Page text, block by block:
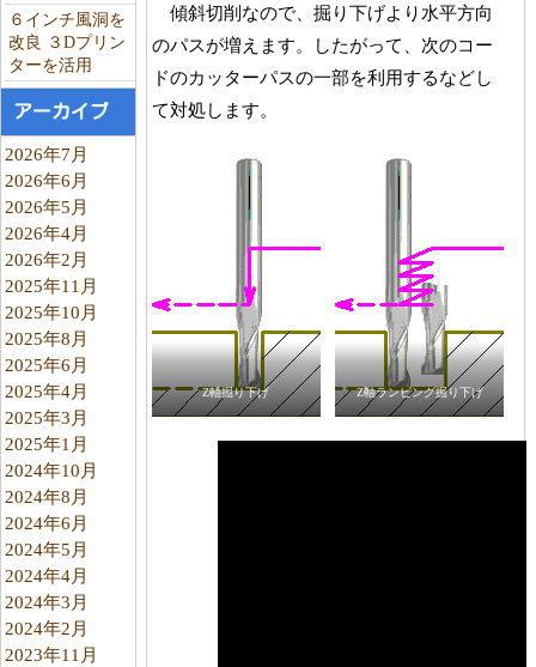
６インチ風洞を
改良 ３Dプリン
ターを活用
アーカイブ
2026年7月
2026年6月
2026年5月
2026年4月
2026年2月
2025年11月
2025年10月
2025年8月
2025年6月
2025年4月
2025年3月
2025年1月
2024年10月
2024年8月
2024年6月
2024年5月
2024年4月
2024年3月
2024年2月
2023年11月
傾斜切削なので、掘り下げより水平方向
のパスが増えます。したがって、次のコー
ドのカッターパスの一部を利用するなどし
て対処します。
Z軸掘り下げ Z軸ランピング掘り下げ